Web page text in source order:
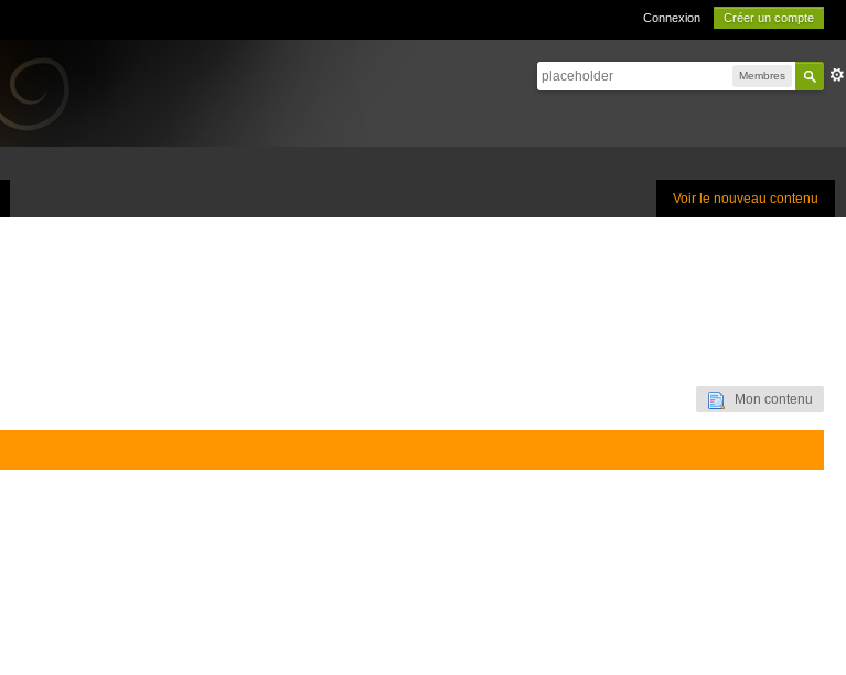
Connexion Créer un compte
Membres
Voir le nouveau contenu
Mon contenu